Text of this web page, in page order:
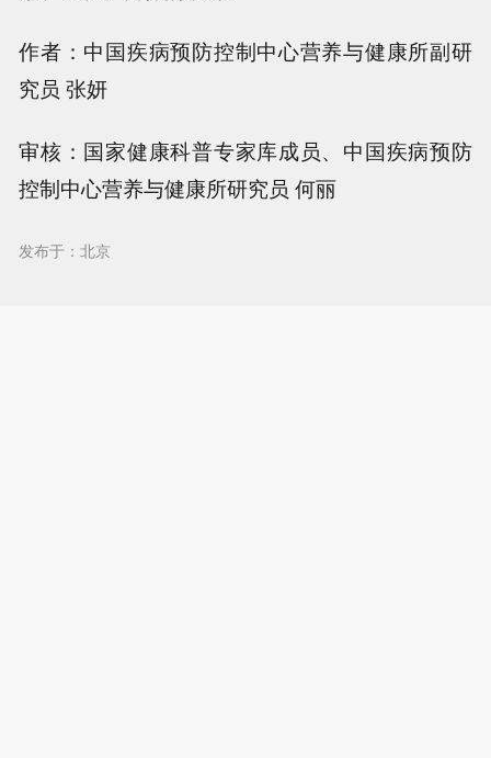
作者：中国疾病预防控制中心营养与健康所副研
究员 张妍
审核：国家健康科普专家库成员、中国疾病预防
控制中心营养与健康所研究员 何丽
发布于：北京